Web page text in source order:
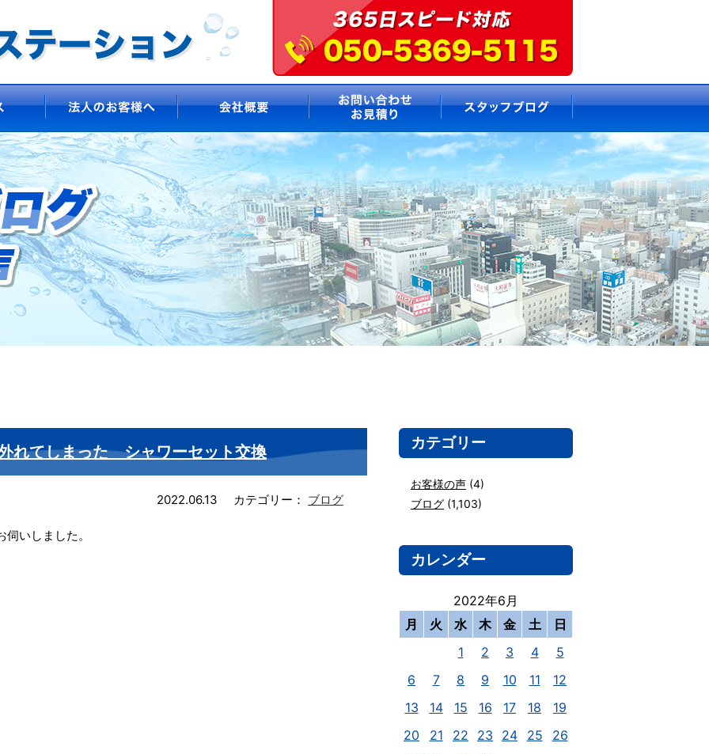
サービス 法人のお客様へ 会社概要 お問い合わせ・お見積もりスタッフブログ
てしまった シャワーセット交換
2022.06.13 カテゴリー： ブログ
いしました。
カテゴリー
お客様の声 (4)
ブログ (1,103)
カレンダー
2022年6月
月
火 水 木 金 土
日
1
2 3 4
5
6
7 8 9 10 11
12
13
14 15 16 17 18
19
20
21 22 23 24 25
26